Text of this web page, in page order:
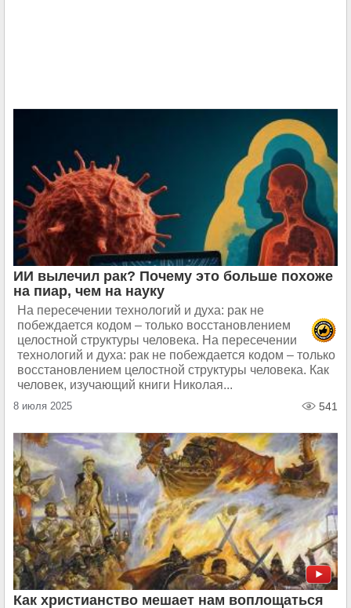
ИИ вылечил рак? Почему это больше похоже
на пиар, чем на науку
На пересечении технологий и духа: рак не
побеждается кодом – только восстановлением
целостной структуры человека. На пересечении
технологий и духа: рак не побеждается кодом – только
восстановлением целостной структуры человека. Как
человек, изучающий книги Николая...
8 июля 2025 541
Как христианство мешает нам воплощаться